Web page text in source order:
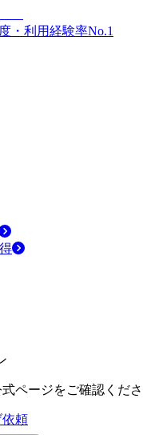
・利用経験率No.1
ページをご確認くだ
頼